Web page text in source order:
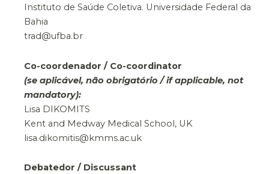
Instituto de Saúde Coletiva. Universidade Federal da
Bahia
trad@ufba.br
Co-coordenador / Co-coordinator
(se aplicável, não obrigatório / if applicable, not
mandatory):
Lisa DIKOMITS
Kent and Medway Medical School, UK
lisa.dikomitis@kmms.ac.uk
Debatedor / Discussant